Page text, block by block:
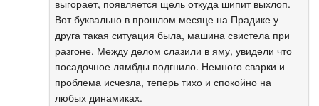
выгорает, появляется щель откуда шипит выхлоп.
Вот буквально в прошлом месяце на Прадике у
друга такая ситуация была, машина свистела при
разгоне. Между делом слазили в яму, увидели что
посадочное лямбды подгнило. Немного сварки и
проблема исчезла, теперь тихо и спокойно на
любых динамиках.